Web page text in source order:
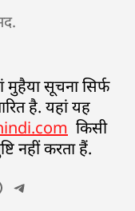
मुहैया सूचना सिर्फ
है. यहां यह
किसी
नहीं करता हैं.